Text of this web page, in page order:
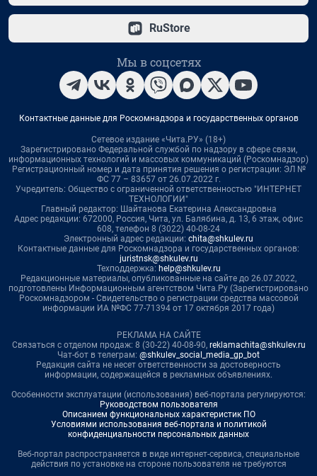
RuStore
Мы в соцсетях
Контактные данные для Роскомнадзора и государственных органов
Сетевое издание «Чита.РУ» (18+)
Зарегистрировано Федеральной службой по надзору в сфере связи,
информационных технологий и массовых коммуникаций (Роскомнадзор)
Регистрационный номер и дата принятия решения о регистрации: ЭЛ №
ФС 77 – 83657 от 26.07.2022 г.
Учредитель: Общество с ограниченной ответственностью "ИНТЕРНЕТ
ТЕХНОЛОГИИ"
Главный редактор: Шайтанова Екатерина Александровна
Адрес редакции: 672000, Россия, Чита, ул. Балябина, д. 13, 6 этаж, офис
608, телефон 8 (3022) 40-08-24
Электронный адрес редакции: chita@shkulev.ru
Контактные данные для Роскомнадзора и государственных органов:
juristnsk@shkulev.ru
Техподдержка: help@shkulev.ru
Редакционные материалы, опубликованные на сайте до 26.07.2022,
подготовлены Информационным агентством Чита.Ру (Зарегистрировано
Роскомнадзором - Свидетельство о регистрации средства массовой
информации ИА №ФС 77-71394 от 17 октября 2017 года)
РЕКЛАМА НА САЙТЕ
Связаться с отделом продаж: 8 (30-22) 40-08-90, reklamachita@shkulev.ru
Чат-бот в телеграм: @shkulev_social_media_gp_bot
Редакция сайта не несет ответственности за достоверность
информации, содержащейся в рекламных объявлениях.
Особенности эксплуатации (использования) веб-портала регулируются:
Руководством пользователя
Описанием функциональных характеристик ПО
Условиями использования веб-портала и политикой
конфиденциальности персональных данных
Веб-портал распространяется в виде интернет-сервиса, специальные
действия по установке на стороне пользователя не требуются